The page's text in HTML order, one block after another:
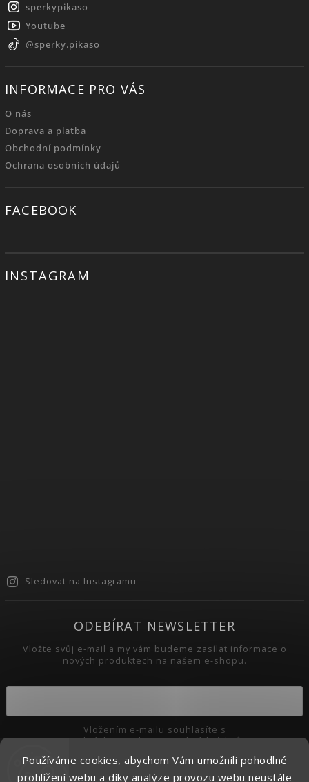
Používáme cookies, abychom Vám umožnili pohodlné
prohlížení webu a díky analýze provozu webu neustále
sperkypikaso
Youtube
@sperky.pikaso
INFORMACE PRO VÁS
O nás
Doprava a platba
Obchodní podmínky
Ochrana osobních údajů
FACEBOOK
INSTAGRAM
Sledovat na Instagramu
ODEBÍRAT NEWSLETTER
Vložte svůj e-mail a my vám budeme zasílat informace o
nových produktech na našem e-shopu.
podmínkami ochrany osobních údajů
Přihlásit se